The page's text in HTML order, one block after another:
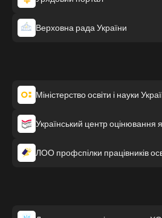
Верховна рада України
Міністерство освіти і науки
Український центр оцінювання
ЛОО профспілки працівників